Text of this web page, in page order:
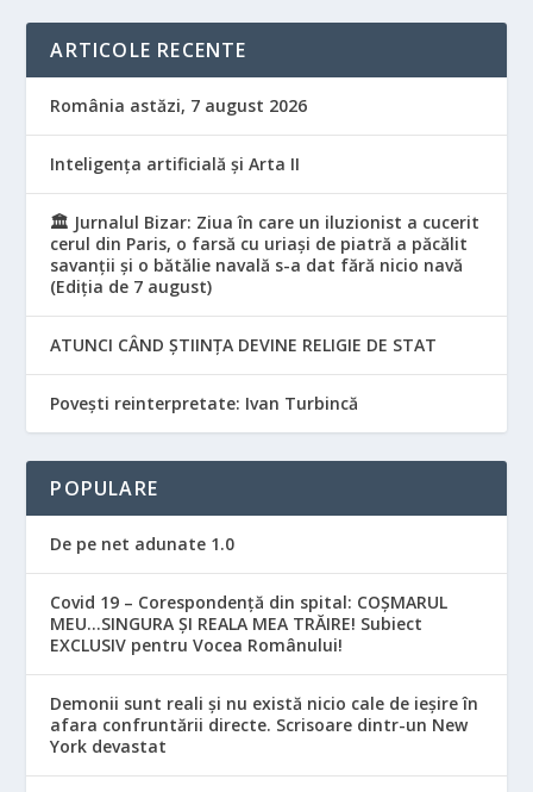
ARTICOLE RECENTE
România astăzi, 7 august 2026
Inteligența artificială și Arta II
🏛️ Jurnalul Bizar: Ziua în care un iluzionist a cucerit
cerul din Paris, o farsă cu uriași de piatră a păcălit
savanții și o bătălie navală s-a dat fără nicio navă
(Ediția de 7 august)
ATUNCI CÂND ȘTIINȚA DEVINE RELIGIE DE STAT
Povești reinterpretate: Ivan Turbincă
POPULARE
De pe net adunate 1.0
Covid 19 – Corespondență din spital: COȘMARUL
MEU…SINGURA ȘI REALA MEA TRĂIRE! Subiect
EXCLUSIV pentru Vocea Românului!
Demonii sunt reali și nu există nicio cale de ieșire în
afara confruntării directe. Scrisoare dintr-un New
York devastat